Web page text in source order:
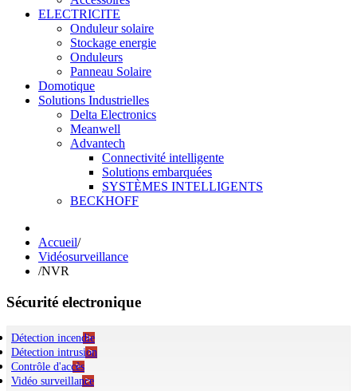
ELECTRICITE
Onduleur solaire
Stockage energie
Onduleurs
Panneau Solaire
Domotique
Solutions Industrielles
Delta Electronics
Meanwell
Advantech
Connectivité intelligente
Solutions embarquées
SYSTÈMES INTELLIGENTS
BECKHOFF
Accueil/
Vidéosurveillance
/NVR
Sécurité electronique
Détection incendie
Détecteurs
Déclencheurs manuels
ECS
Détection intrusion
Détecteurs
Centrales
Contrôle d'accès
Systèmes centralisé & autonome
Vidéo surveillance